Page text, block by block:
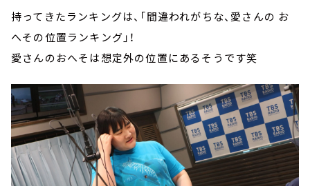
持ってきたランキングは、「間違われがちな、愛さんの お
へその位置ランキング」！
愛さんのおへそは想定外の位置にあるそうです笑